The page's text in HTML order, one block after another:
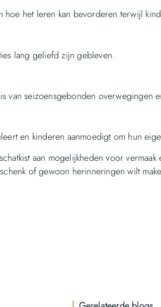
het leren kan bevorderen terwijl
lang geliefd zijn gebleven.
van seizoensgebonden overwegingen
en kinderen aanmoedigt om hun
aan mogelijkheden voor
of gewoon herinneringen wilt